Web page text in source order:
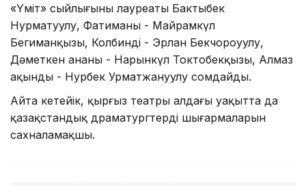
«Үміт» сыйлығының лауреаты Бактыбек
Нурматуулу, Фатиманы - Майрамкүл
Бегиманқызы, Колбинді - Эрлан Бекчороуулу,
Дәметкен ананы - Нарынкүл Токтобекқызы, Алмаз
ақынды - Нурбек Урматжануулу сомдайды.
Айта кетейік, қырғыз театры алдағы уақытта да
қазақстандық драматургтердің шығармаларын
сахналамақшы.